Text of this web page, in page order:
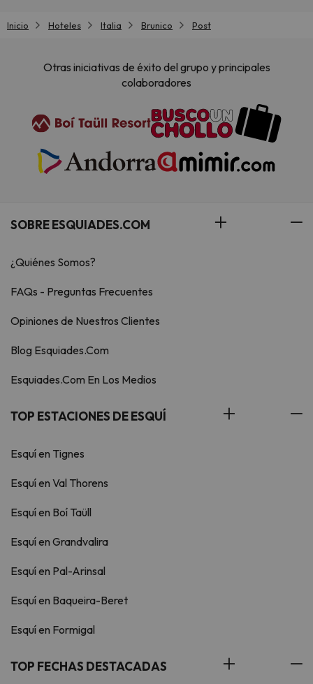
Inicio Hoteles Italia Brunico Post
Otras iniciativas de éxito del grupo y principales
colaboradores
SOBRE ESQUIADES.COM
¿Quiénes Somos?
FAQs - Preguntas Frecuentes
Opiniones de Nuestros Clientes
Blog Esquiades.Com
Esquiades.Com En Los Medios
TOP ESTACIONES DE ESQUÍ
Esquí en Tignes
Esquí en Val Thorens
Esquí en Boí Taüll
Esquí en Grandvalira
Esquí en Pal-Arinsal
Esquí en Baqueira-Beret
Esquí en Formigal
TOP FECHAS DESTACADAS